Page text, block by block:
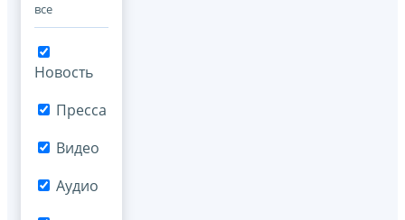
все
Новость
Пресса
Видео
Аудио